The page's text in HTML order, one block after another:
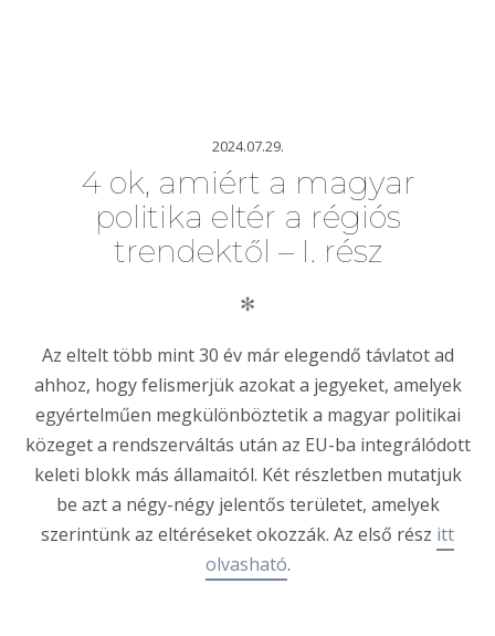
2024.07.29.
4 ok, amiért a magyar
politika eltér a régiós
trendektől – I. rész
✻
Az eltelt több mint 30 év már elegendő távlatot ad
ahhoz, hogy felismerjük azokat a jegyeket, amelyek
egyértelműen megkülönböztetik a magyar politikai
közeget a rendszerváltás után az EU-ba integrálódott
keleti blokk más államaitól. Két részletben mutatjuk
be azt a négy-négy jelentős területet, amelyek
szerintünk az eltéréseket okozzák. Az első rész itt
olvasható.